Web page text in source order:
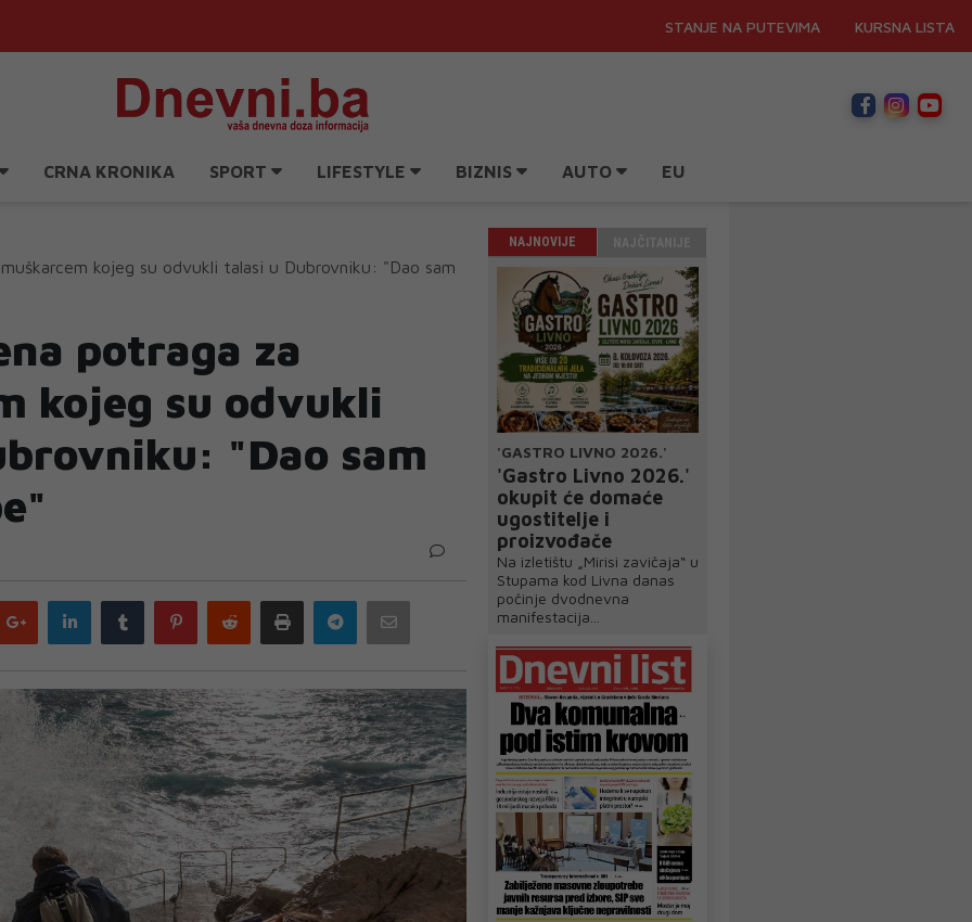
STANJE NA PUTEVIMA KURSNA LISTA
CRNA KRONIKA SPORT LIFESTYLE BIZNIS AUTO EU
kojeg su odvukli talasi u Dubrovniku: "Dao sam
potraga za
kojeg su odvukli
"Dao sam
Google
plus
LinkedIn Tumblr PinterestReddit Print Telegram
NAJNOVIJE
'GASTRO LIVNO 2026.'
'Gastro Livno 2026.'
okupit će domaće
ugostitelje i
proizvođače
Na izletištu „Mirisi zavičaja“ u
Stupama kod Livna danas
počinje dvodnevna
manifestacija...